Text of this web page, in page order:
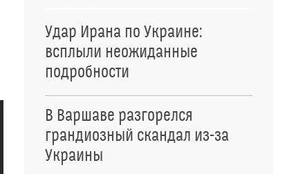
Удар Ирана по Украине:
всплыли неожиданные
подробности
В Варшаве разгорелся
грандиозный скандал из-за
Украины